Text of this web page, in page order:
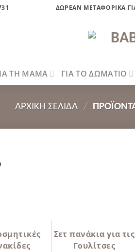
ΔΩΡΕΑΝ ΜΕΤΑΦΟΡΙΚΑ
ΤΗ ΜΑΜΑ ΓΙΑ ΤΟ ΔΩΜΑΤΙΟ
ΑΡΧΙΚΉ ΣΕΛΊΔΑ /
Σετ πανάκια για τις
Γουλίτσες